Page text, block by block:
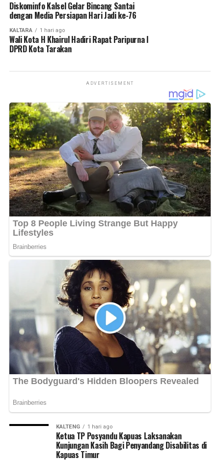
Diskominfo Kalsel Gelar Bincang Santai
dengan Media Persiapan Hari Jadi ke-76
KALTARA 1 hari ago
Wali Kota H Khairul Hadiri Rapat Paripurna I
DPRD Kota Tarakan
ADVERTISEMENT
KALTENG 1 hari ago
Ketua TP Posyandu Kapuas Laksanakan
Kunjungan Kasih Bagi Penyandang Disabilitas di
Kapuas Timur